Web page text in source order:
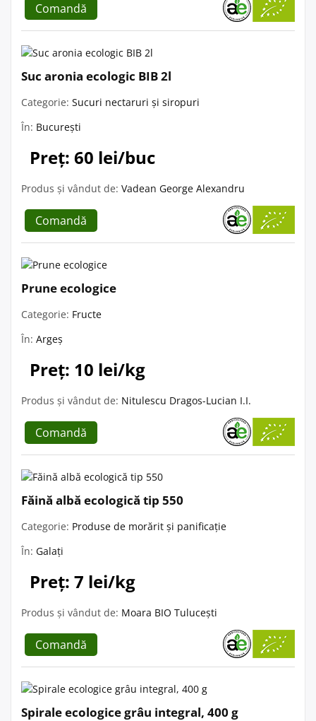
Comandă
Suc aronia ecologic BIB 2l
Categorie: Sucuri nectaruri și siropuri
În: București
Preț: 60 lei/buc
Produs și vândut de: Vadean George Alexandru
Comandă
Prune ecologice
Categorie: Fructe
În: Argeș
Preț: 10 lei/kg
Produs și vândut de: Nitulescu Dragos-Lucian I.I.
Comandă
Făină albă ecologică tip 550
Categorie: Produse de morărit și panificație
În: Galați
Preț: 7 lei/kg
Produs și vândut de: Moara BIO Tulucești
Comandă
Spirale ecologice grâu integral, 400 g